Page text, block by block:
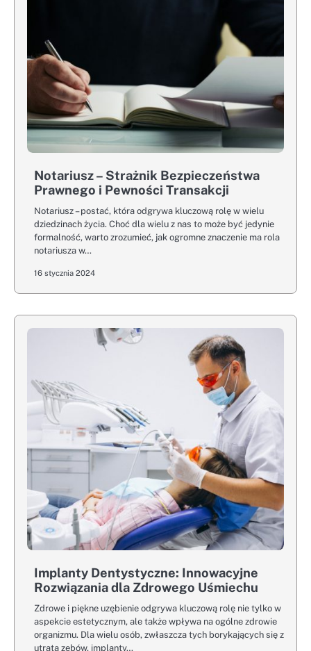
Notariusz – Strażnik Bezpieczeństwa
Prawnego i Pewności Transakcji
Notariusz – postać, która odgrywa kluczową rolę w wielu
dziedzinach życia. Choć dla wielu z nas to może być jedynie
formalność, warto zrozumieć, jak ogromne znaczenie ma rola
notariusza w…
16 stycznia 2024
Implanty Dentystyczne: Innowacyjne
Rozwiązania dla Zdrowego Uśmiechu
Zdrowe i piękne uzębienie odgrywa kluczową rolę nie tylko w
aspekcie estetycznym, ale także wpływa na ogólne zdrowie
organizmu. Dla wielu osób, zwłaszcza tych borykających się z
utratą zębów, implanty…